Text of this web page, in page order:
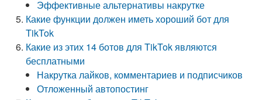
Эффективные альтернативы накрутке
Какие функции должен иметь хороший бот для
TikTok
Какие из этих 14 ботов для TikTok являются
бесплатными
Накрутка лайков, комментариев и подписчиков
Отложенный автопостинг